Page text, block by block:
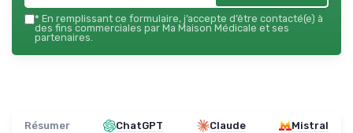
* En remplissant ce formulaire, j’accepte d’être contacté(e) à
des fins commerciales par Ma Maison Médicale et ses
partenaires.
Résumer ChatGPT Claude Mistral